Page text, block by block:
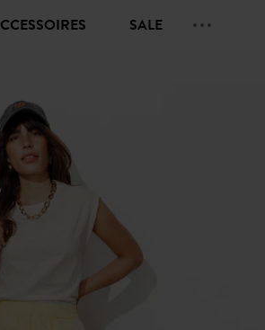
ACCESSOIRES SALE